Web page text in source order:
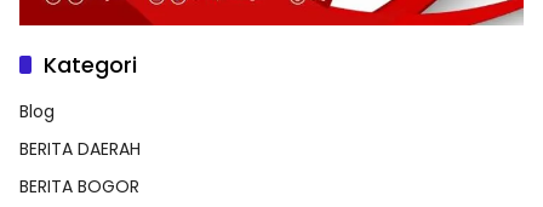
Kategori
Blog
BERITA DAERAH
BERITA BOGOR